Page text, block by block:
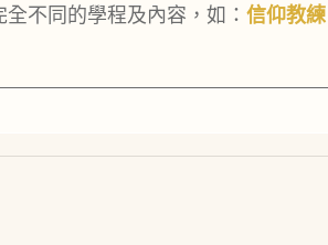
不同的學程及內容，如： 信仰教練